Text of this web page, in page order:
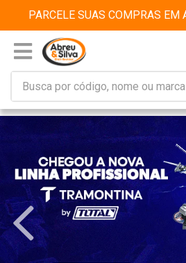
PARCELE SUAS COMPRAS EM